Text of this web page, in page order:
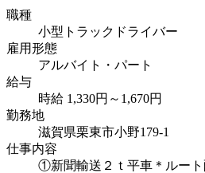
職種
小型トラックドライバー
雇用形態
アルバイト・パート
給与
時給 1,330円～1,670円
勤務地
滋賀県栗東市小野179-1
仕事内容
①新聞輸送２ｔ平車＊ルー